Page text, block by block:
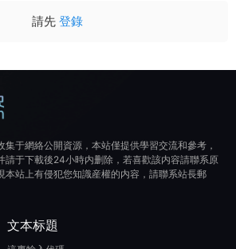
請先 登錄
于網絡公開資源，本站僅提供學習交流和參考，
請于下載後24小時内删除，若喜歡該内容請聯系原
本站上有侵犯您知識産權的内容，請聯系站長郵
文本标題